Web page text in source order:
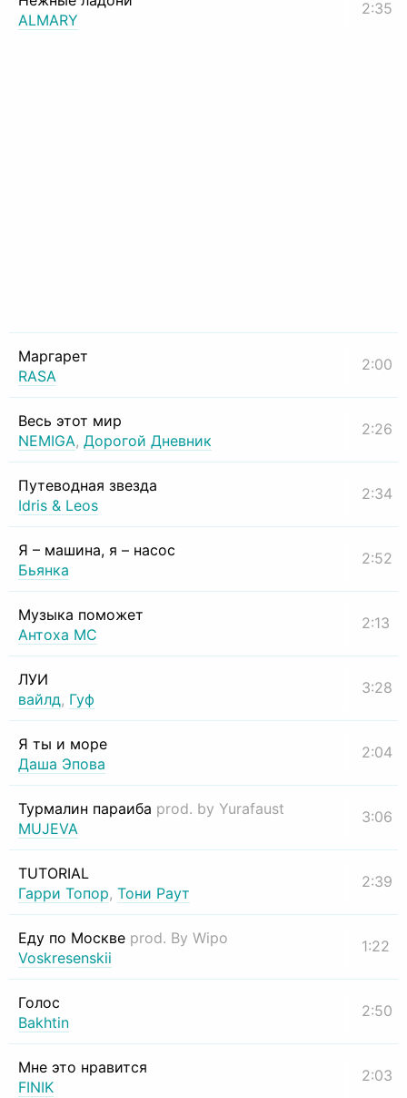
ALMARY
2:35
Маргарет
RASA
2:00
Весь этот мир
NEMIGA, Дорогой Дневник
2:26
Путеводная звезда
Idris & Leos
2:34
Я – машина, я – насос
Бьянка
2:52
Музыка поможет
Антоха МС
2:13
ЛУИ
вайлд, Гуф
3:28
Я ты и море
Даша Эпова
2:04
Турмалин параиба prod. by Yurafaust
MUJEVA
3:06
TUTORIAL
Гарри Топор, Тони Раут
2:39
Еду по Москве prod. By Wipo
Voskresenskii
1:22
Голос
Bakhtin
2:50
Мне это нравится
FINIK
2:03